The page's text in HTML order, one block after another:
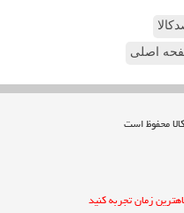
اصلی
زمان تجربه کنید